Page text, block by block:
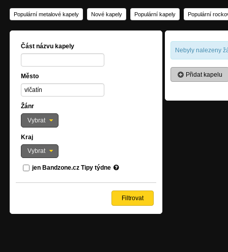
Populární metalové kapely Nové kapely Populární kapely Populární
Část názvu kapely
Město
Žánr
Vybrat
Kraj
Vybrat
jen Bandzone.cz Tipy týdne
Nebyly nalezeny
Přidat kapelu